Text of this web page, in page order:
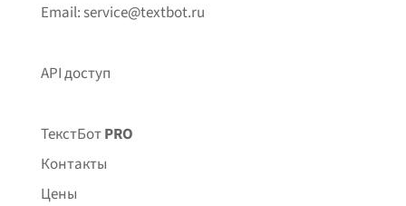
Email: service@textbot.ru
API доступ
ТекстБотPRO
Контакты
Цены